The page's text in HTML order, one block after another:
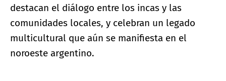
destacan el diálogo entre los incas y las
comunidades locales, y celebran un legado
multicultural que aún se manifiesta en el
noroeste argentino.